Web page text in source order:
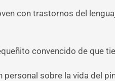
con trastornos del
convencido de que
sobre la vida del